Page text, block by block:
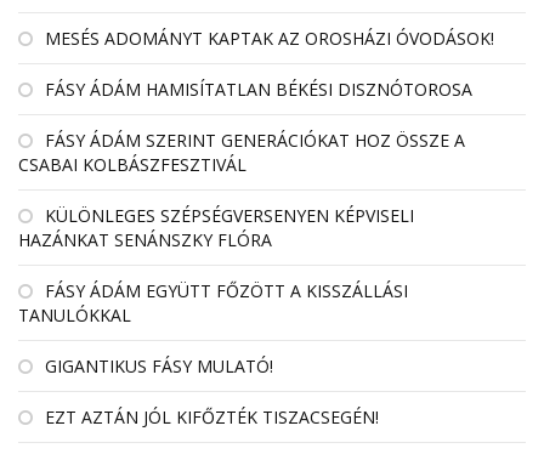
MESÉS ADOMÁNYT KAPTAK AZ OROSHÁZI ÓVODÁSOK!
FÁSY ÁDÁM HAMISÍTATLAN BÉKÉSI DISZNÓTOROSA
FÁSY ÁDÁM SZERINT GENERÁCIÓKAT HOZ ÖSSZE A
CSABAI KOLBÁSZFESZTIVÁL
KÜLÖNLEGES SZÉPSÉGVERSENYEN KÉPVISELI
HAZÁNKAT SENÁNSZKY FLÓRA
FÁSY ÁDÁM EGYÜTT FŐZÖTT A KISSZÁLLÁSI
TANULÓKKAL
GIGANTIKUS FÁSY MULATÓ!
EZT AZTÁN JÓL KIFŐZTÉK TISZACSEGÉN!